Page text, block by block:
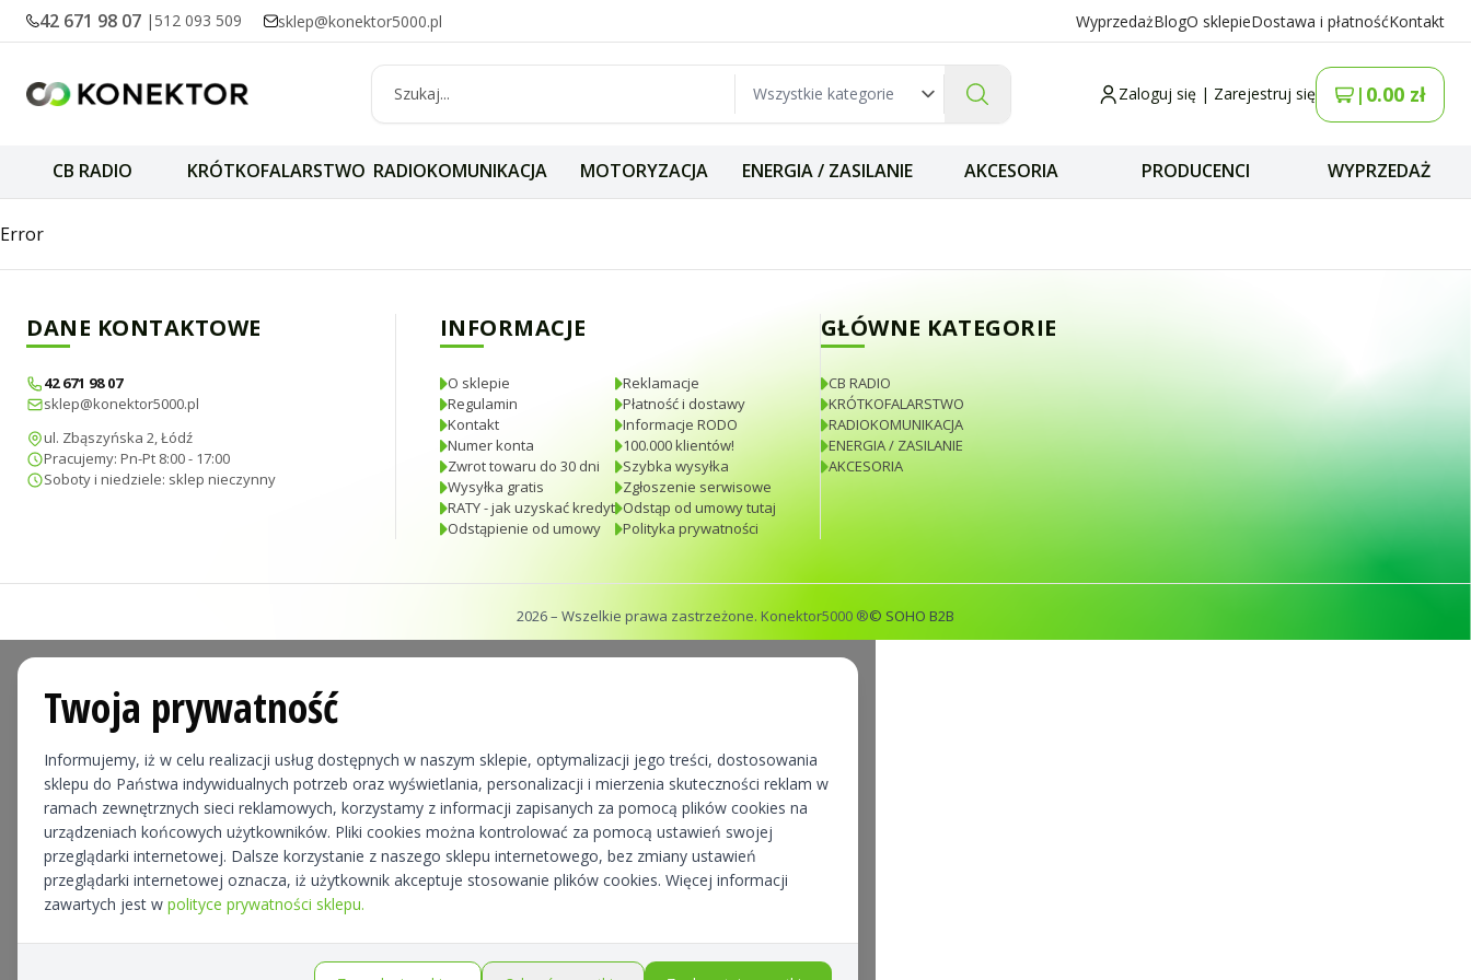
42 671 98 07 | 512 093 509 sklep@konektor5000.pl WyprzedażBlogO sklepieDostawa i płatnośćKontakt
Zaloguj się | Zarejestruj się | 0.00 zł
CB RADIO KRÓTKOFALARSTWO RADIOKOMUNIKACJA MOTORYZACJA ENERGIA / ZASILANIE AKCESORIA PRODUCENCI WYPRZEDAŻ
Akumulator / bateria 3100mAh do AnyTone AT-D878
Error
DANE KONTAKTOWE
42 671 98 07
sklep@konektor5000.pl
ul. Zbąszyńska 2, Łódź
Pracujemy: Pn-Pt 8:00 - 17:00
Soboty i niedziele: sklep nieczynny
INFORMACJE
O sklepie
Regulamin
Kontakt
Numer konta
Zwrot towaru do 30 dni
Wysyłka gratis
RATY - jak uzyskać kredyt
Odstąpienie od umowy
Reklamacje
Płatność i dostawy
Informacje RODO
100.000 klientów!
Szybka wysyłka
Zgłoszenie serwisowe
Odstąp od umowy tutaj
Polityka prywatności
GŁÓWNE KATEGORIE
CB RADIO
KRÓTKOFALARSTWO
RADIOKOMUNIKACJA
ENERGIA / ZASILANIE
AKCESORIA
2026– Wszelkie prawa zastrzeżone. Konektor5000 ®© SOHO B2B
Twoja prywatność
Informujemy, iż w celu realizacji usług dostępnych w naszym sklepie, optymalizacji jego treści, dostosowania
sklepu do Państwa indywidualnych potrzeb oraz wyświetlania, personalizacji i mierzenia skuteczności reklam w
ramach zewnętrznych sieci reklamowych, korzystamy z informacji zapisanych za pomocą plików cookies na
urządzeniach końcowych użytkowników. Pliki cookies można kontrolować za pomocą ustawień swojej
przeglądarki internetowej. Dalsze korzystanie z naszego sklepu internetowego, bez zmiany ustawień
przeglądarki internetowej oznacza, iż użytkownik akceptuje stosowanie plików cookies. Więcej informacji
zawartych jest w polityce prywatności sklepu.